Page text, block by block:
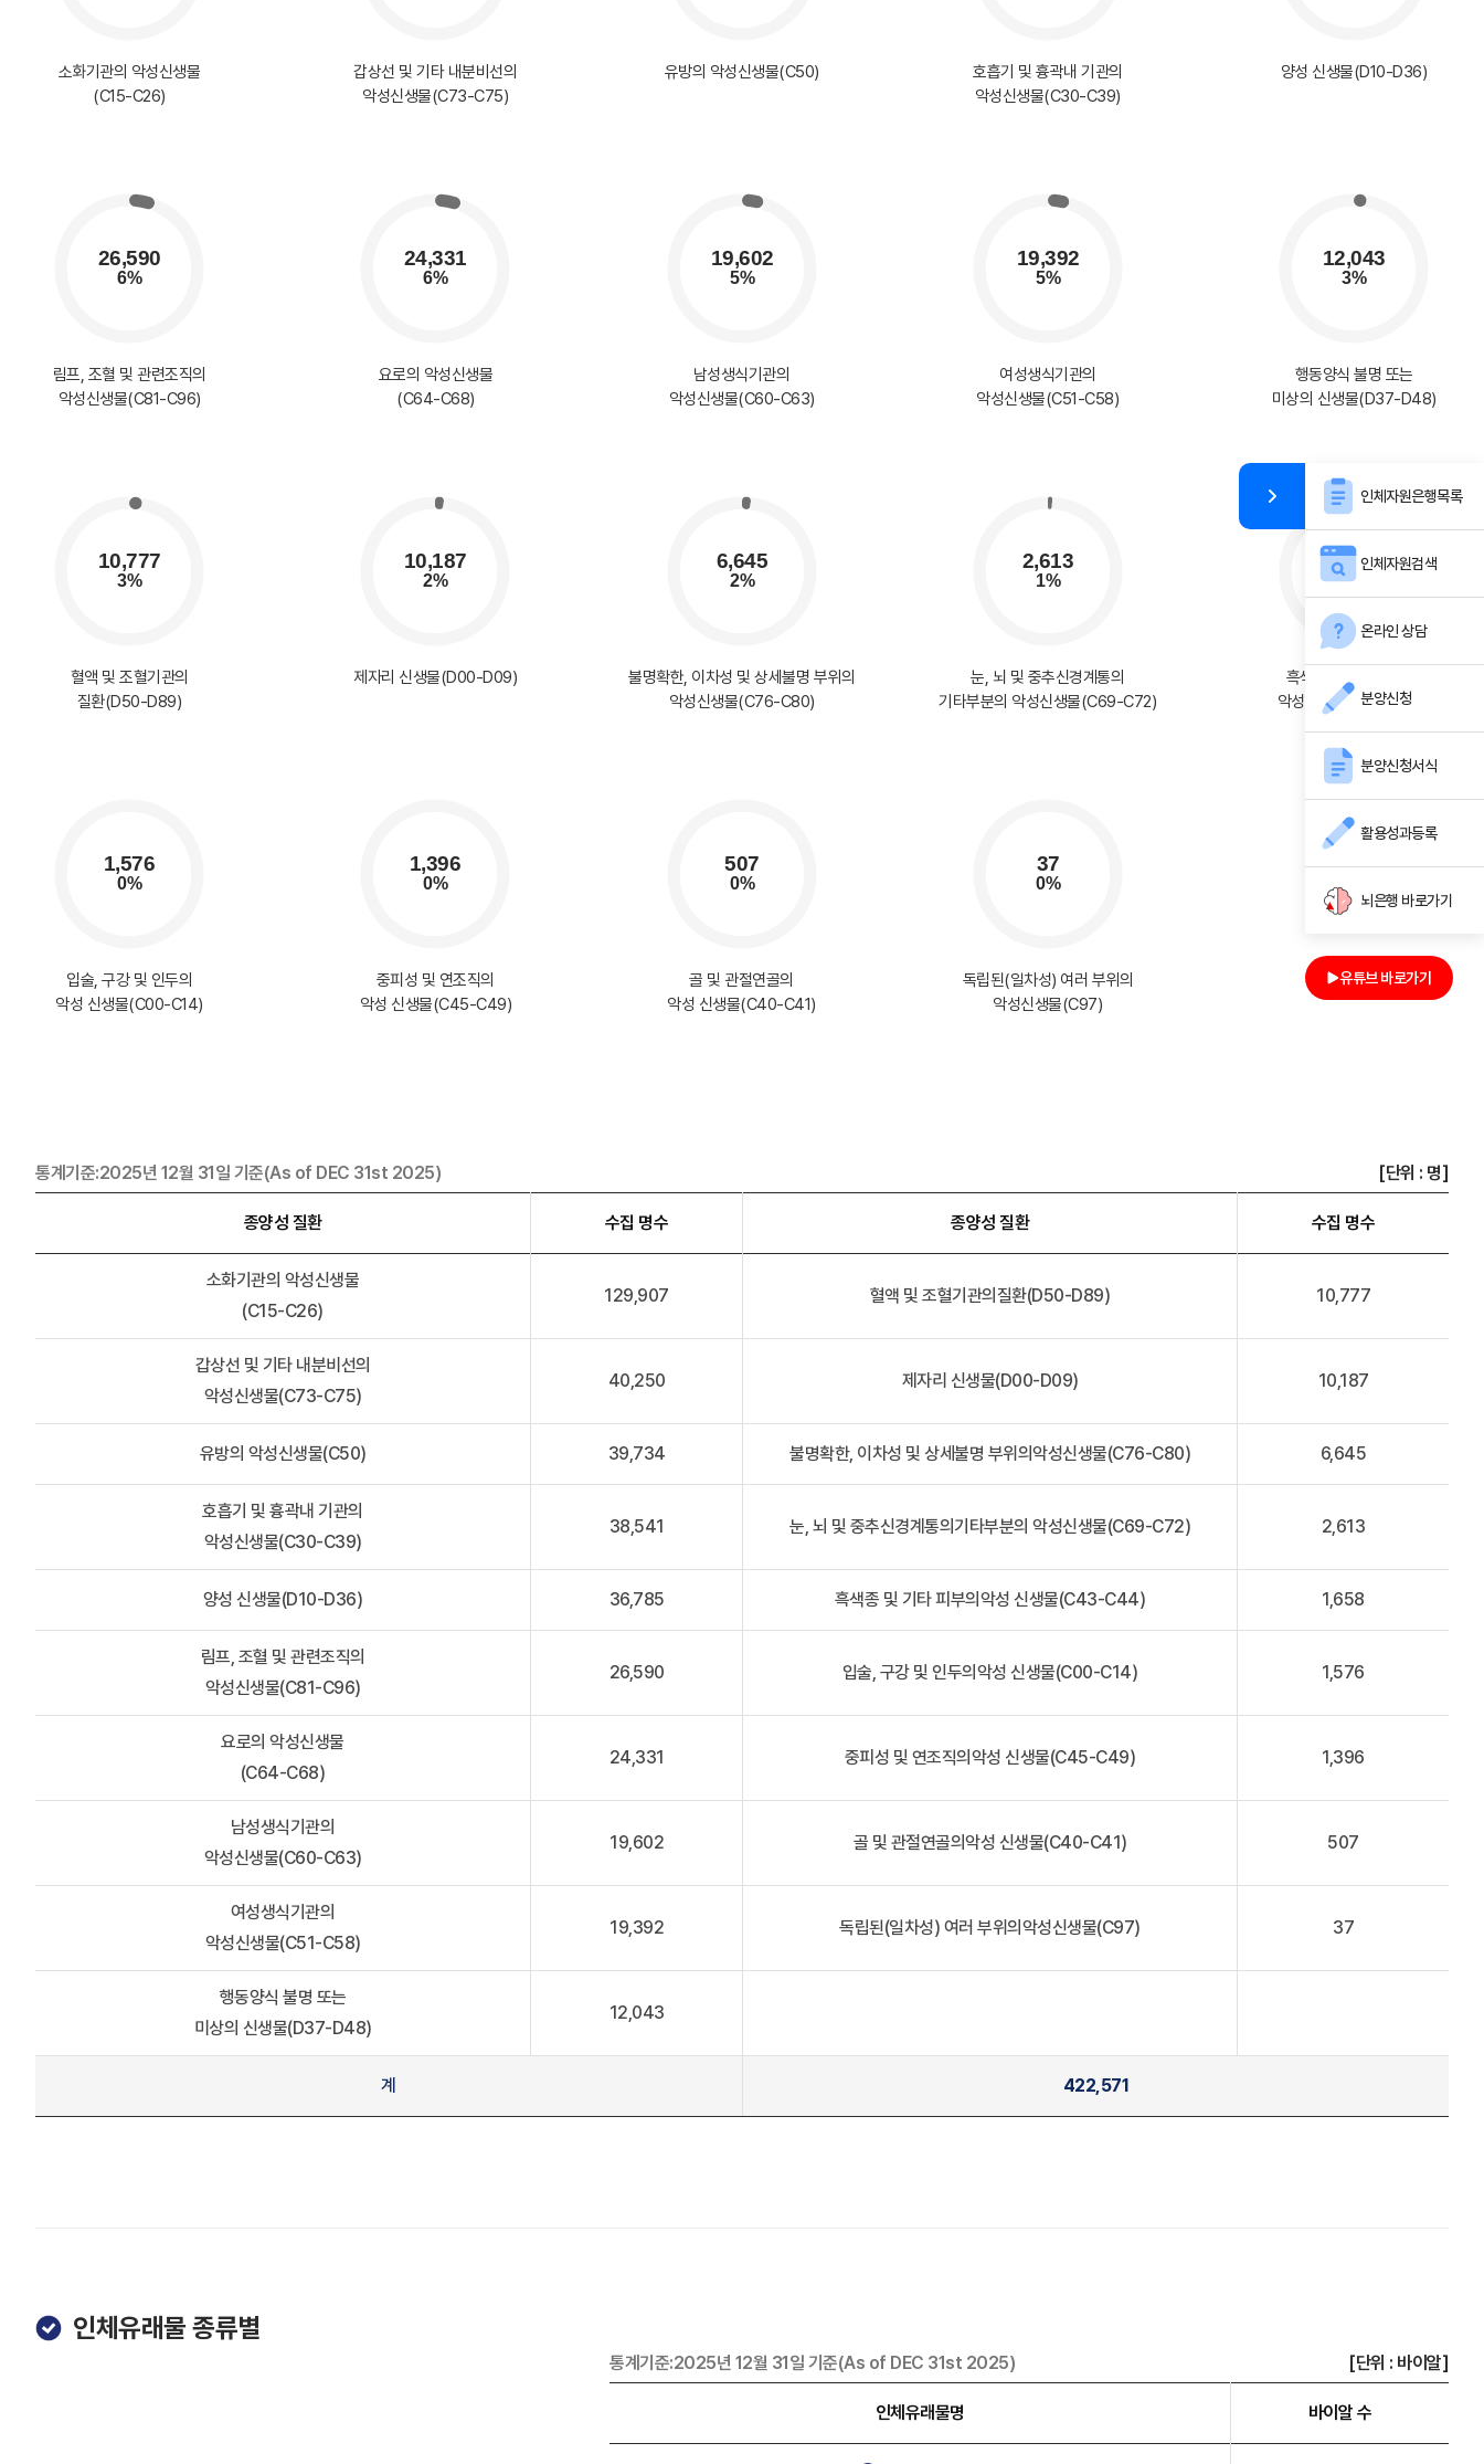
소화기관의 악성신생물
(C15-C26)
갑상선 및 기타 내분비선의
악성신생물(C73-C75)
유방의 악성신생물(C50)
호흡기 및 흉곽내 기관의
악성신생물(C30-C39)
양성 신생물(D10-D36)
림프, 조혈 및 관련조직의
악성신생물(C81-C96)
요로의 악성신생물
(C64-C68)
남성생식기관의
악성신생물(C60-C63)
여성생식기관의
악성신생물(C51-C58)
행동양식 불명 또는
미상의 신생물(D37-D48)
혈액 및 조혈기관의
질환(D50-D89)
제자리 신생물(D00-D09)
불명확한, 이차성 및 상세불명 부위의
악성신생물(C76-C80)
눈, 뇌 및 중추신경계통의
기타부분의 악성신생물(C69-C72)
흑색종 및 기타 피부의
악성 신생물(C43-C44)
입술, 구강 및 인두의
악성 신생물(C00-C14)
중피성 및 연조직의
악성 신생물(C45-C49)
골 및 관절연골의
악성 신생물(C40-C41)
독립된(일차성) 여러 부위의
악성신생물(C97)
통계기준:2025년 12월 31일 기준(As of DEC 31st 2025) [단위 : 명]
종양성 질환 수집 명수 종양성 질환 수집 명수
소화기관의 악성신생물
(C15-C26)
129,907 혈액 및 조혈기관의질환(D50-D89) 10,777
갑상선 및 기타 내분비선의
악성신생물(C73-C75)
40,250 제자리 신생물(D00-D09) 10,187
유방의 악성신생물(C50) 39,734 불명확한, 이차성 및 상세불명 부위의악성신생물(C76-C80) 6,645
호흡기 및 흉곽내 기관의
악성신생물(C30-C39)
38,541 눈, 뇌 및 중추신경계통의기타부분의 악성신생물(C69-C72) 2,613
양성 신생물(D10-D36) 36,785 흑색종 및 기타 피부의악성 신생물(C43-C44) 1,658
림프, 조혈 및 관련조직의
악성신생물(C81-C96)
26,590 입술, 구강 및 인두의악성 신생물(C00-C14) 1,576
요로의 악성신생물
(C64-C68)
24,331 중피성 및 연조직의악성 신생물(C45-C49) 1,396
남성생식기관의
악성신생물(C60-C63)
19,602 골 및 관절연골의악성 신생물(C40-C41) 507
여성생식기관의
악성신생물(C51-C58)
19,392 독립된(일차성) 여러 부위의악성신생물(C97) 37
행동양식 불명 또는
미상의 신생물(D37-D48)
12,043
계 422,571
인체유래물 종류별
통계기준:2025년 12월 31일 기준(As of DEC 31st 2025) [단위 : 바이알]
인체유래물명 바이알 수
인체자원은행목록
인체자원검색
온라인 상담
분양신청
분양신청서식
활용성과등록
뇌은행 바로가기
유튜브 바로가기